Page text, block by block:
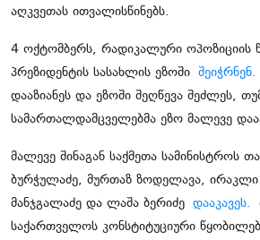
აღკვეთას ითვალისწინებს.
4 ოქტომბერს, რადიკალური ოპოზიციის
პრეზიდენტის სასახლის ეზოში შეიჭრნენ.
დააზიანეს და ეზოში შეღწევა შეძლეს,
სამართალდამცველებმა ეზო მალევე
მალევე შინაგან საქმეთა სამინისტროს
ბურჭულაძე, მურთაზ ზოდელავა, ირაკლი
მანჯგალაძე და ლაშა ბერიძე დააკავეს.
საქართველოს კონსტიტუციური